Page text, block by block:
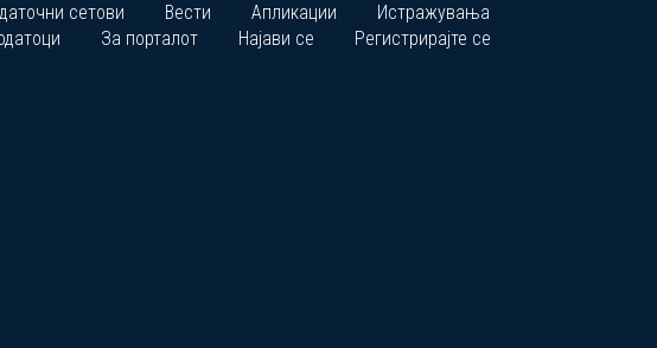
сетови Вести Апликации
Истражувања
За порталот Најави се Регистрирајте се